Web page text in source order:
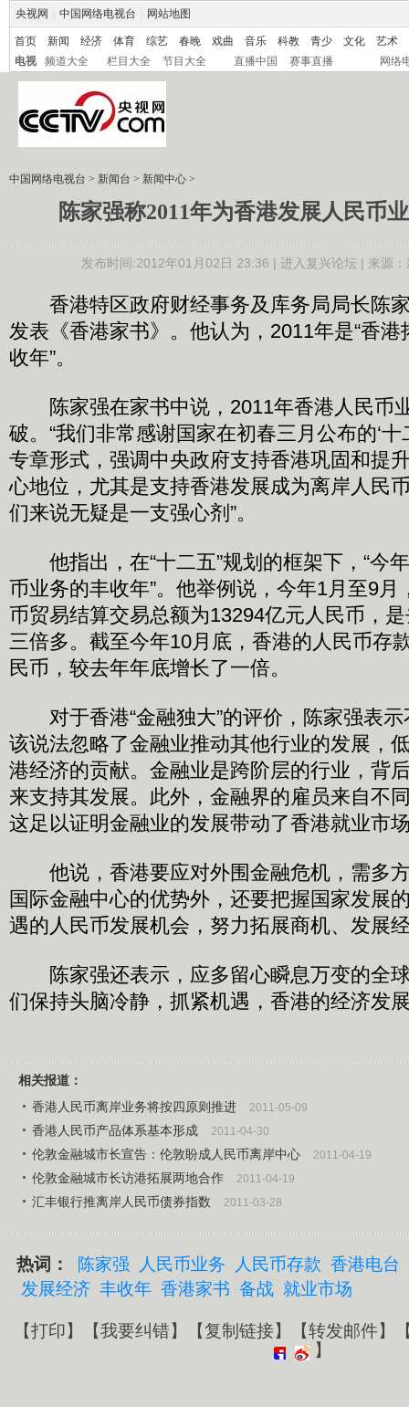
央视网 中国网络电视台 网站地图
首页 新闻 经济 体育 综艺 春晚 戏曲 音乐 科教 青少 文化
艺术
电视
频道大全 栏目大全 节目大全 直播中国 赛事直播 网络
中国网络电视台 > 新闻台 > 新闻中心 >
陈家强称2011年为香港发展人民币
发布时间:2012年01月02日 23:36 | 进入复兴论坛| 来源
香港特区政府财经事务及库务局局长陈
发表《香港家书》。他认为，2011年是“香
收年”。
陈家强在家书中说，2011年香港人民币
破。“我们非常感谢国家在初春三月公布的‘
专章形式，强调中央政府支持香港巩固和提
心地位，尤其是支持香港发展成为离岸人民
们来说无疑是一支强心剂”。
他指出，在“十二五”规划的框架下，“今
币业务的丰收年”。他举例说，今年1月至9月
币贸易结算交易总额为13294亿元人民币，
三倍多。截至今年10月底，香港的人民币存
民币，较去年年底增长了一倍。
对于香港“金融独大”的评价，陈家强表示
该说法忽略了金融业推动其他行业的发展，
港经济的贡献。金融业是跨阶层的行业，背
来支持其发展。此外，金融界的雇员来自不
这足以证明金融业的发展带动了香港就业市
他说，香港要应对外围金融危机，需多
国际金融中心的优势外，还要把握国家发展
遇的人民币发展机会，努力拓展商机、发展
陈家强还表示，应多留心瞬息万变的全球
们保持头脑冷静，抓紧机遇，香港的经济发
相关报道：
香港人民币离岸业务将按四原则推进
2011-05-09
香港人民币产品体系基本形成 2011-04-30
伦敦金融城市长宣告：伦敦盼成人民币离岸中心 2011-04-19
伦敦金融城市长访港拓展两地合作 2011-04-19
汇丰银行推离岸人民币债券指数 2011-03-28
热词： 陈家强 人民币业务 人民币存款 香港电台
发展经济 丰收年 香港家书 备战 就业市场
【打印】【我要纠错】【复制链接】【转发邮件】
】